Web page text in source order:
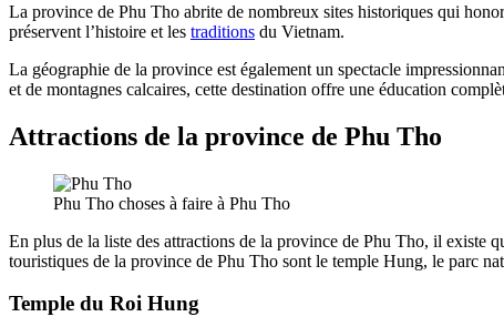
La province de Phu Tho abrite de nombreux sites historiques qui
préservent l’histoire et les traditions du Vietnam.
La géographie de la province est également un spectacle
et de montagnes calcaires, cette destination offre une éducation
Attractions de la province de Phu Tho
Phu Tho choses à faire à Phu Tho
En plus de la liste des attractions de la province de Phu Tho, il existe
touristiques de la province de Phu Tho sont le temple Hung, le parc
Temple du Roi Hung